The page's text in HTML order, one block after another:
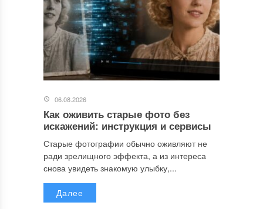
06.08.2026
Как оживить старые фото без
искажений: инструкция и сервисы
Старые фотографии обычно оживляют не
ради зрелищного эффекта, а из интереса
снова увидеть знакомую улыбку,...
Далее